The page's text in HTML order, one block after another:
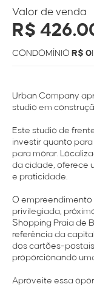
Valor de venda
R$
CONDOMÍNIO R$ 0
Urban Company
studio em
Este studio de
investir quanto
para morar.
da cidade, oferece
e praticidade.
O
privilegiada,
Shopping Praia de
referência da
dos cartões-
proporcionando
Aproveite essa